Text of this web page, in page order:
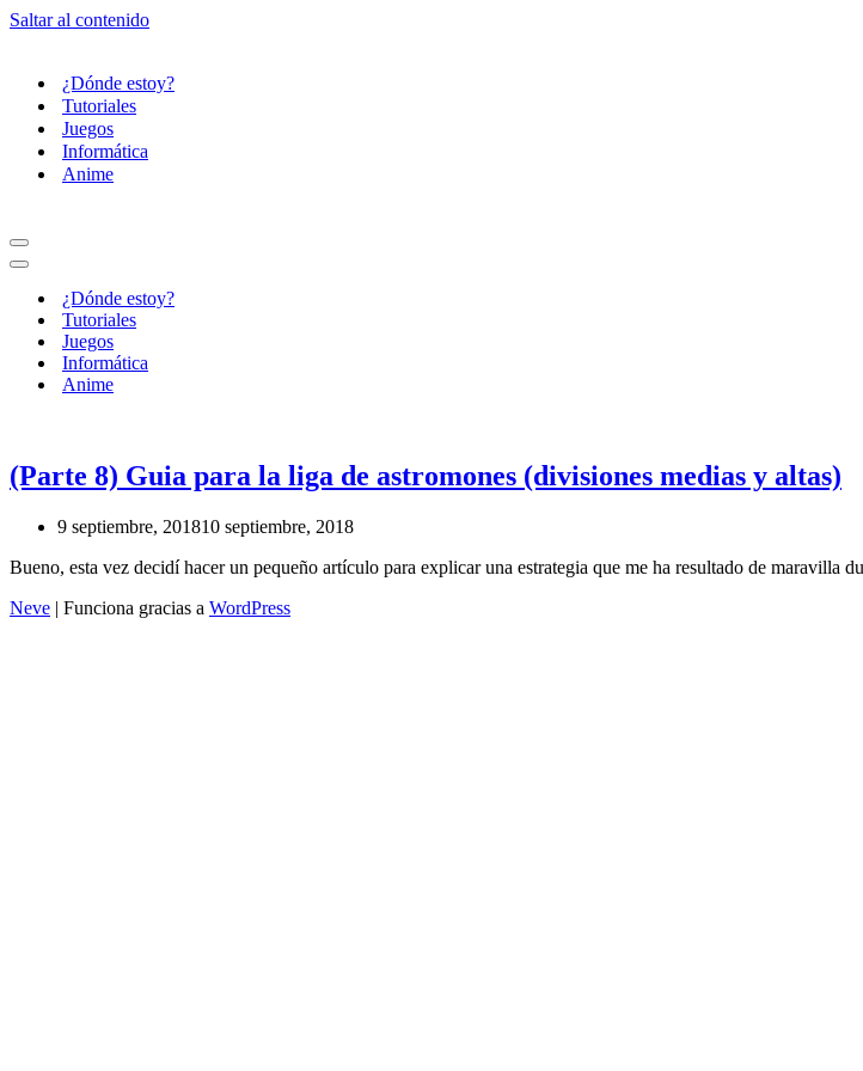
Saltar al contenido
¿Dónde estoy?
Tutoriales
Juegos
Informática
Anime
Menú
de
navegación
Menú
navegación¿Dónde estoy?
Tutoriales
Juegos
Informática
Anime
(Parte 8) Guia para la liga de astromones (divisiones medias y altas)
9 septiembre, 201810 septiembre, 2018
Bueno, esta vez decidí hacer un pequeño artículo para explicar una estrategia que me ha resultado de maravilla
Neve | Funciona gracias a WordPress